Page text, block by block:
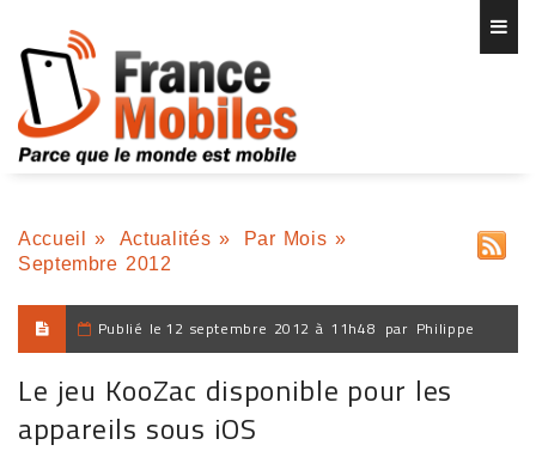
Accueil » Actualités » Par Mois »
Septembre 2012
Publié le 12 septembre 2012 à 11h48 par Philippe
Le jeu KooZac disponible pour les
appareils sous iOS